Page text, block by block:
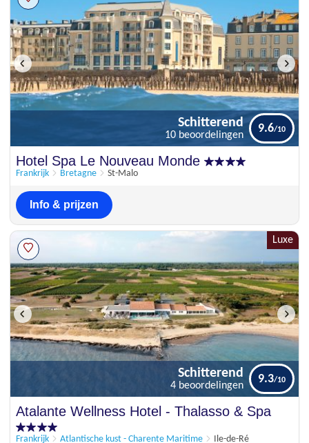
Schitterend
Hotel Spa Le Nouveau Monde
Frankrijk Bretagne St-Malo
Schitterend
10 beoordelingen
9.6
Info & prijzen
Luxe
Schitterend 9.3
Atalante Wellness Hotel - Thalasso & Spa
Frankrijk Atlantische kust - Charente Maritime Ile-de-Ré
Schitterend
4 beoordelingen
9.3